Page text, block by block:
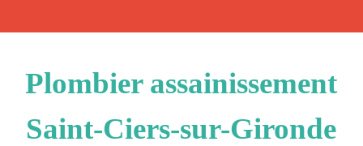
Plombier assainissement
Saint-Ciers-sur-Gironde